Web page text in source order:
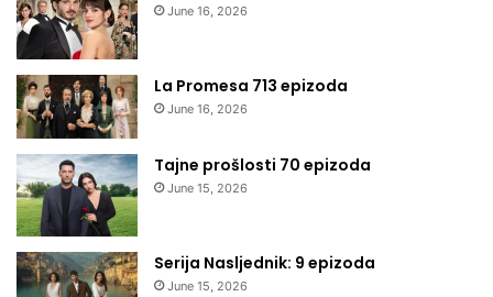
June 16, 2026
La Promesa 713 epizoda
June 16, 2026
Tajne prošlosti 70 epizoda
June 15, 2026
Serija Nasljednik: 9 epizoda
June 15, 2026